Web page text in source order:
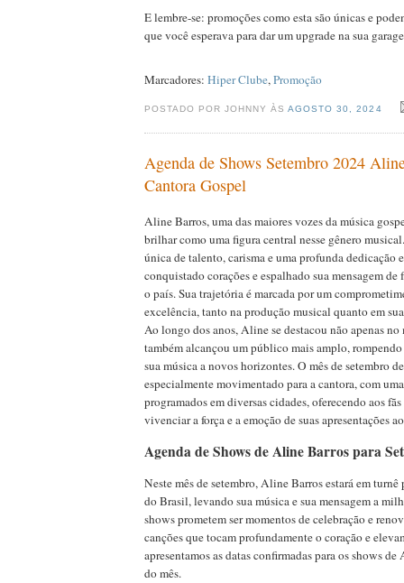
E lembre-se: promoções como esta são únicas e
que você esperava para dar um upgrade na sua
Marcadores: Hiper Clube,Promoção
POSTADO POR JOHNNY ÀSAGOSTO 30, 2024
Agenda de Shows Setembro 2024
Cantora Gospel
Aline Barros, uma das maiores vozes da música
brilhar como uma figura central nesse gênero
única de talento, carisma e uma profunda
conquistado corações e espalhado sua mensagem de
o país. Sua trajetória é marcada por um
excelência, tanto na produção musical quanto em
Ao longo dos anos, Aline se destacou não apenas no
também alcançou um público mais amplo,
sua música a novos horizontes. O mês de setembro
especialmente movimentado para a cantora, com
programados em diversas cidades, oferecendo aos
vivenciar a força e a emoção de suas apresentações
Agenda de Shows de Aline Barros para
Neste mês de setembro, Aline Barros estará em turnê
do Brasil, levando sua música e sua mensagem a
shows prometem ser momentos de celebração e
canções que tocam profundamente o coração e
apresentamos as datas confirmadas para os shows
do mês.